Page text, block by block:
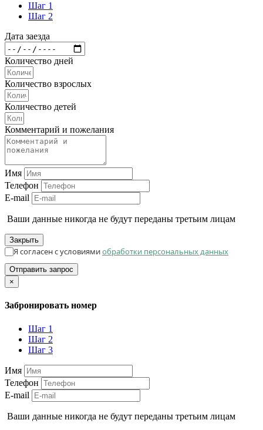
Шаг 1
Шаг 2
Дата заезда
Количество дней
Количество взрослых
Количество детей
Комментарий и пожелания
Имя
Телефон
E-mail
Ваши данные никогда не будут переданы третьим лицам
Закрыть
Я согласен с условиямиобработки персональных данных
Отправить запрос
×
Забронировать номер
Шаг 1
Шаг 2
Шаг 3
Имя
Телефон
E-mail
Ваши данные никогда не будут переданы третьим лицам